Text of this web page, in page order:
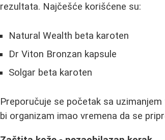
rezultata. Najčešće korišćene su:
Natural Wealth beta karoten
Dr Viton Bronzan kapsule
Solgar beta karoten
Preporučuje se početak sa
bi organizam imao vremena da se